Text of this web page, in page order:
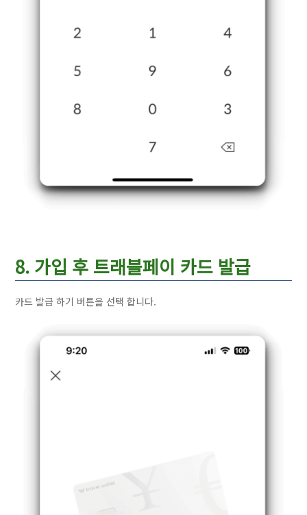
8. 가입 후 트래블페이 카드 발급
카드 발급 하기 버튼을 선택 합니다.